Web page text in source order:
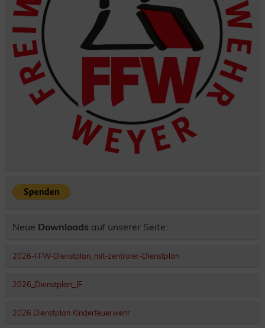
Neue Downloads auf unserer Seite:
2026-FFW-Dienstplan_mit-zentraler-Dienstplan
2026_Dienstplan_JF
2026 Dienstplan Kinderfeuerwehr